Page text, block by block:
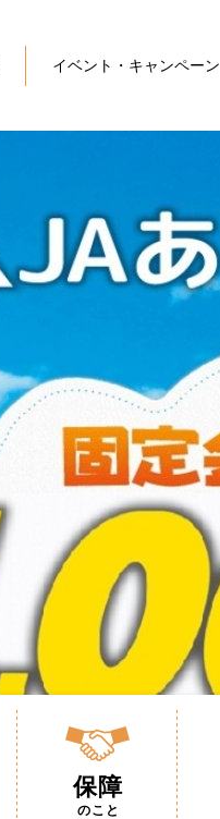
イベント・キャンペーン
保障
のこと